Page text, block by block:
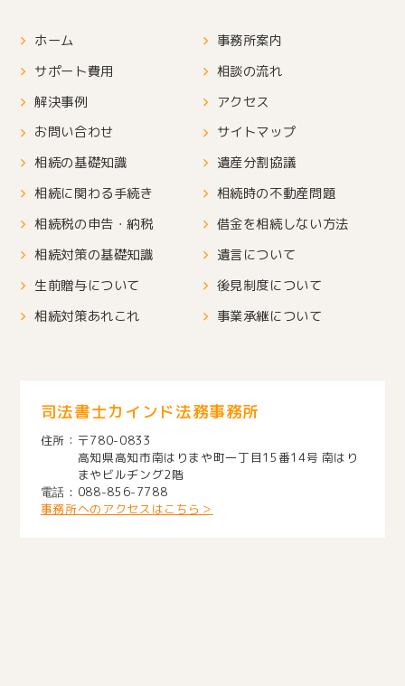
ホーム
事務所案内
サポート費用
相談の流れ
解決事例
アクセス
お問い合わせ
サイトマップ
相続の基礎知識
遺産分割協議
相続に関わる手続き
相続時の不動産問題
相続税の申告・納税
借金を相続しない方法
相続対策の基礎知識
遺言について
生前贈与について
後見制度について
相続対策あれこれ
事業承継について
司法書士カインド法務事務所
〒780-0833
高知県高知市南はりまや町一丁目15番14号 南はり
まやビルヂング2階
088-856-7788
事務所へのアクセスはこちら＞